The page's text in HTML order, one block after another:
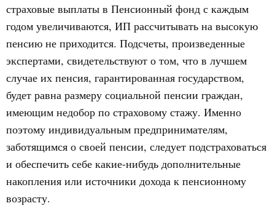
страховые выплаты в Пенсионный фонд с каждым
годом увеличиваются, ИП рассчитывать на высокую
пенсию не приходится. Подсчеты, произведенные
экспертами, свидетельствуют о том, что в лучшем
случае их пенсия, гарантированная государством,
будет равна размеру социальной пенсии граждан,
имеющим недобор по страховому стажу. Именно
поэтому индивидуальным предпринимателям,
заботящимся о своей пенсии, следует подстраховаться
и обеспечить себе какие-нибудь дополнительные
накопления или источники дохода к пенсионному
возрасту.